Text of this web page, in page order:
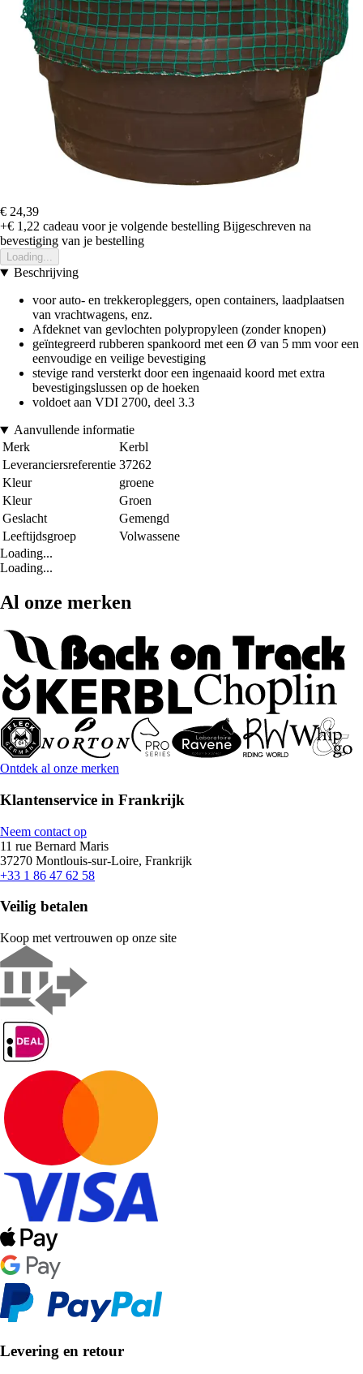
€ 24,39
+€ 1,22 cadeau voor je volgende bestelling Bijgeschreven na
bevestiging van je bestelling
Loading...
Beschrijving
voor auto- en trekkeropleggers, open containers, laadplaatsen
van vrachtwagens, enz.
Afdeknet van gevlochten polypropyleen (zonder knopen)
geïntegreerd rubberen spankoord met een Ø van 5 mm voor een
eenvoudige en veilige bevestiging
stevige rand versterkt door een ingenaaid koord met extra
bevestigingslussen op de hoeken
voldoet aan VDI 2700, deel 3.3
Aanvullende informatie
Merk
Kerbl
Leveranciersreferentie 37262
Kleur
groene
Kleur
Groen
Geslacht
Gemengd
Leeftijdsgroep
Volwassene
Loading...
Loading...
Al onze merken
Ontdek al onze merken
Klantenservice in Frankrijk
Neem contact op
11 rue Bernard Maris
37270 Montlouis-sur-Loire, Frankrijk
+33 1 86 47 62 58
Veilig betalen
Koop met vertrouwen op onze site
Levering en retour